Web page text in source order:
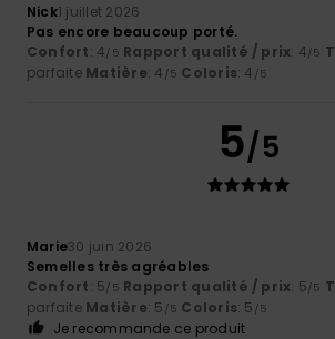
Nick1 juillet 2026
Pas encore beaucoup porté.
Confort: 4/5 Rapport qualité / prix: 4/5
parfaite Matière: 4 /5 Coloris: 4 /5
5/5
Marie30 juin 2026
Semelles très agréables
Confort: 5/5 Rapport qualité / prix: 5/5
parfaite Matière: 5 /5 Coloris: 5 /5
Je recommande ce produit